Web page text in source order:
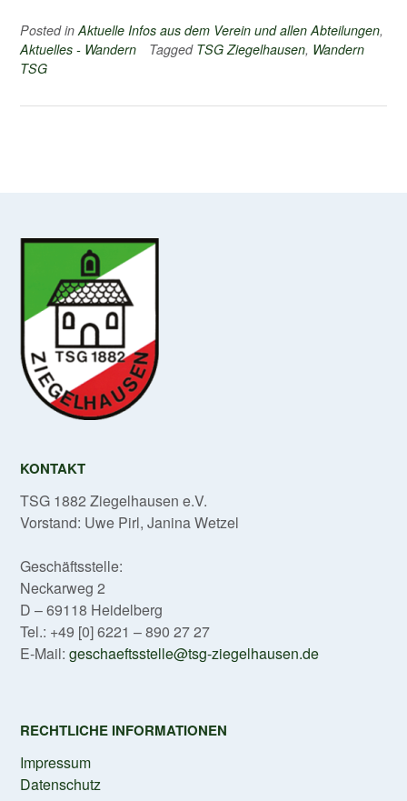
Posted inAktuelle Infos aus dem Verein und allen Abteilungen,
Aktuelles - Wandern
Tagged TSG Ziegelhausen, Wandern
TSG
KONTAKT
TSG 1882 Ziegelhausen e.V.
Vorstand: Uwe Pirl, Janina Wetzel
Geschäftsstelle:
Neckarweg 2
D – 69118 Heidelberg
Tel.: +49 [0] 6221 – 890 27 27
E-Mail: geschaeftsstelle@tsg-ziegelhausen.de
RECHTLICHE INFORMATIONEN
Impressum
Datenschutz